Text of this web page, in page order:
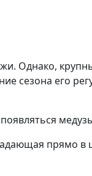
Однако,
сезона его
прямо в